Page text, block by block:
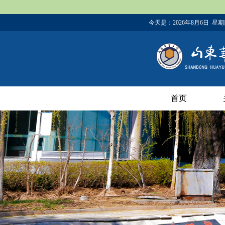
今天是： 2026年8月6日 星
首页